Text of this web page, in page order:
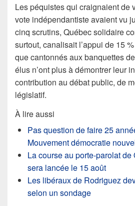
Les péquistes qui craignaient de
vote indépendantiste avaient vu
cinq scrutins, Québec solidaire
surtout, canalisait l’appui de 15
que cantonnés aux banquettes
élus n’ont plus à démontrer leur
contribution au débat public, de
législatif.
À lire aussi
Pas question de faire 25
Mouvement démocratie
La course au porte-parolat
sera lancée le 15 août
Les libéraux de Rodriguez
selon un sondage